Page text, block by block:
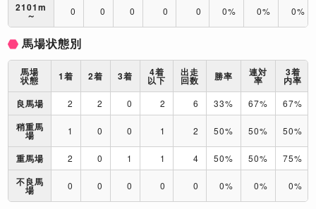
2101m
～ 0 0 0 0 0 0% 0% 0%
馬場状態別
馬場
状態 1着 2着 3着 4着
以下
出走
回数 勝率 連対
率
3着
内率
良馬場
2 2 0 2 6 33% 67% 67%
稍重馬
場 1 0 0 1 2 50% 50% 50%
重馬場 2 0 1 1 4 50% 50% 75%
不良馬
場 0 0 0 0 0 0% 0% 0%